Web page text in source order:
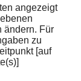
angezeigt
ändern. Für
zu
[auf